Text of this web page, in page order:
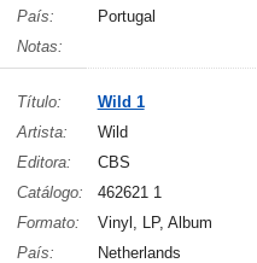
País:
Portugal
Notas:
Título:
Wild 1
Artista:
Wild
Editora:
CBS
Catálogo:
462621 1
Formato:
Vinyl, LP, Album
País:
Netherlands